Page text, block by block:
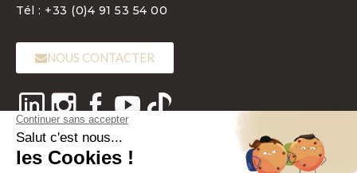
Tél : +33 (0)4 91 53 54 00
NOUS CONTACTER
LANGUE